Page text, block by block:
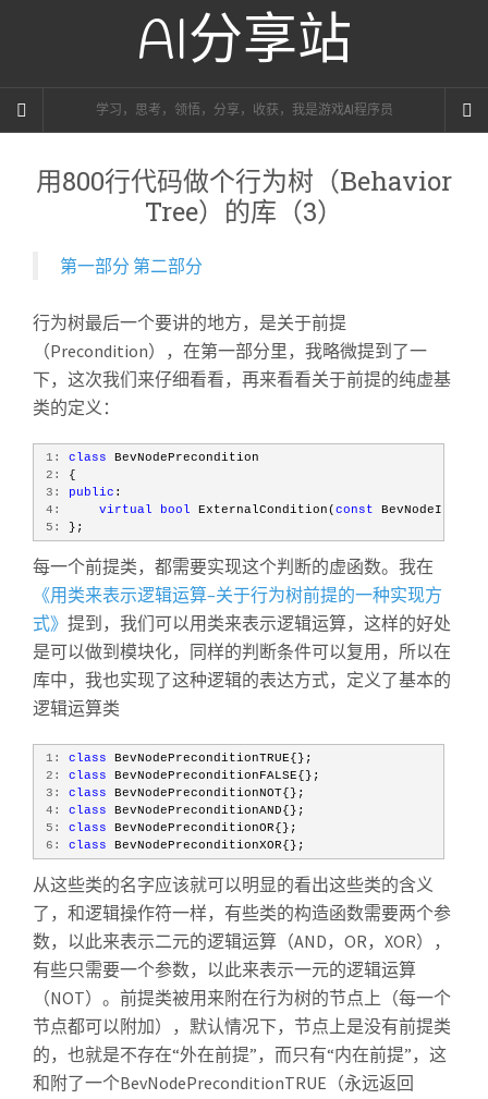
AI分享站
学习，思考，领悟，分享，收获，我是游戏AI程序员
用800行代码做个行为树（Behavior
Tree）的库（3）
第一部分 第二部分
行为树最后一个要讲的地方，是关于前提
（Precondition），在第一部分里，我略微提到了一
下，这次我们来仔细看看，再来看看关于前提的纯虚基
类的定义：
1: class BevNodePrecondition
2:
{
3:
public :
4:
virtual bool ExternalCondition(const
5:
};
每一个前提类，都需要实现这个判断的虚函数。我在
《用类来表示逻辑运算–关于行为树前提的一种实现方
式》 提到，我们可以用类来表示逻辑运算，这样的好处
是可以做到模块化，同样的判断条件可以复用，所以在
库中，我也实现了这种逻辑的表达方式，定义了基本的
逻辑运算类
1: class BevNodePreconditionTRUE{};
2:
class BevNodePreconditionFALSE{};
3:
class BevNodePreconditionNOT{};
4:
class BevNodePreconditionAND{};
5:
class BevNodePreconditionOR{};
6:
class BevNodePreconditionXOR{};
从这些类的名字应该就可以明显的看出这些类的含义
了，和逻辑操作符一样，有些类的构造函数需要两个参
数，以此来表示二元的逻辑运算（AND，OR，XOR），
有些只需要一个参数，以此来表示一元的逻辑运算
（NOT）。前提类被用来附在行为树的节点上（每一个
节点都可以附加），默认情况下，节点上是没有前提类
的，也就是不存在“外在前提”，而只有“内在前提”，这
和附了一个BevNodePreconditionTRUE（永远返回